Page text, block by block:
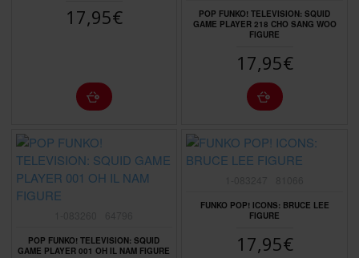
17,95€
POP FUNKO! TELEVISION: SQUID
GAME PLAYER 218 CHO SANG WOO
FIGURE
17,95€
POP FUNKO! TELEVISION: SQUID
GAME PLAYER 001 OH IL NAM FIGURE
FUNKO POP! ICONS: BRUCE LEE
FIGURE
17,95€